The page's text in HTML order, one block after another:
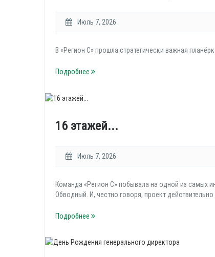
Июль 7, 2026
В «Регион С» прошла стратегически важная
Подробнее
16 этажей...
Июль 7, 2026
Команда «Регион С» побывала на одной из самых
Обводный. И, честно говоря, проект действительно
Подробнее